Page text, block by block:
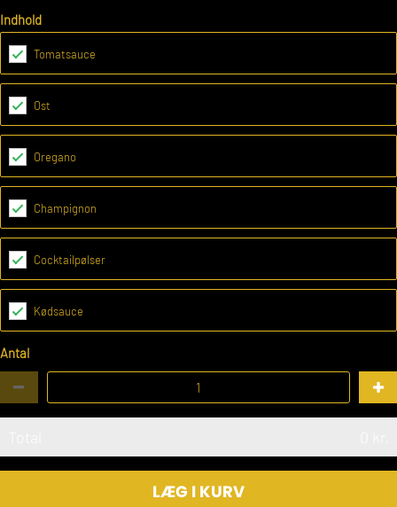
Indhold
Tomatsauce
Ost
Oregano
Champignon
Cocktailpølser
Kødsauce
Antal
LÆG I KURV